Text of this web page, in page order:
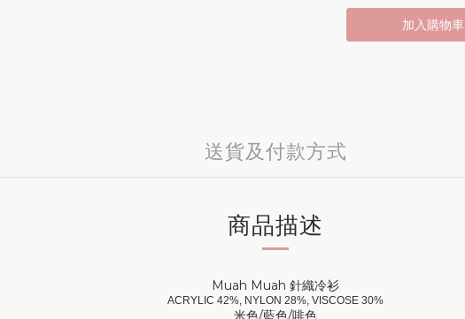
加入購物車
送貨及付款方式
商品描述
Muah Muah 針織冷衫
ACRYLIC 42%, NYLON 28%, VISCOSE 30%
米色/藍色/啡色